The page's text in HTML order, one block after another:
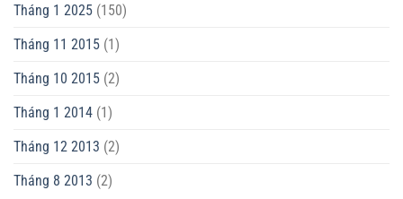
Tháng 1 2025 (150)
Tháng 11 2015 (1)
Tháng 10 2015 (2)
Tháng 1 2014 (1)
Tháng 12 2013 (2)
Tháng 8 2013 (2)